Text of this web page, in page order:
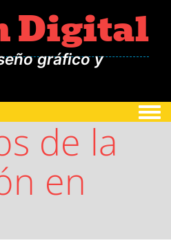
Digital
gráfico y
de la
en